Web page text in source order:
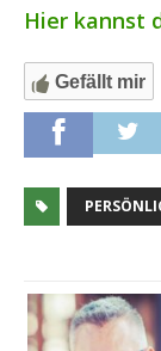
Hier kannst
Gefällt mir